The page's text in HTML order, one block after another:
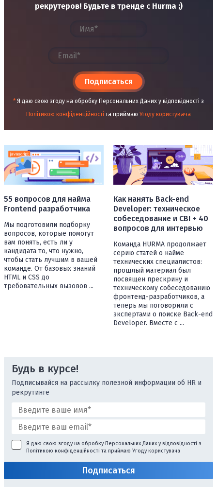
рекрутеров! Будьте в тренде с Hurma ;)
Подписаться
* Я даю свою згоду на обробку Персональних Даних у відповідності з
Політикою конфіденційності та приймаю Угоду користувача
55 вопросов для найма
Frontend разработчика
Мы подготовили подборку
вопросов, которые помогут
вам понять, есть ли у
кандидата то, что нужно,
чтобы стать лучшим в вашей
команде. От базовых знаний
HTML и CSS до
требовательных вызовов ...
Как нанять Back-end
Developer: техническое
собеседование и CBI + 40
вопросов для интервью
Команда HURMA продолжает
серию статей о найме
технических специалистов:
прошлый материал был
посвящен прескрину и
техническому собеседованию
фронтенд-разработчиков, а
теперь мы поговорили с
экспертами о поиске Back-end
Developer. Вместе с ...
Будь в курсе!
Подписывайся на рассылку полезной информации об HR и
рекрутинге
Я даю свою згоду на обробку Персональних Даних у відповідності з
Політикою конфіденційності та приймаю Угоду користувача